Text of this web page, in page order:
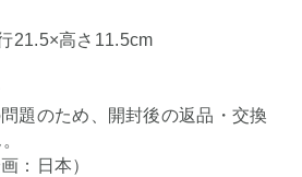
21.5×高さ11.5cm
題のため、開封後の返品・交換
：日本）